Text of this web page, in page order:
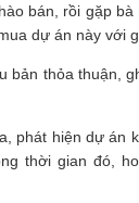
bán, rồi gặp
dự án này với
bản thỏa thuận,
phát hiện dự án
thời gian đó,